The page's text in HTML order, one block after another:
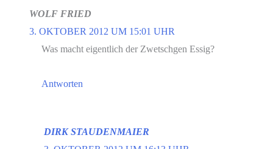
WOLF FRIED
3. OKTOBER 2012 UM 15:01 UHR
Was macht eigentlich der Zwetschgen Essig?
Antworten
DIRK STAUDENMAIER